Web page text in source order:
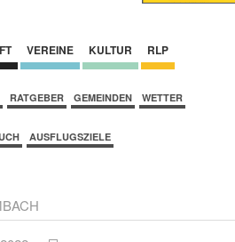
VEREINE KULTUR RLP
RATGEBER GEMEINDEN WETTER
AUSFLUGSZIELE